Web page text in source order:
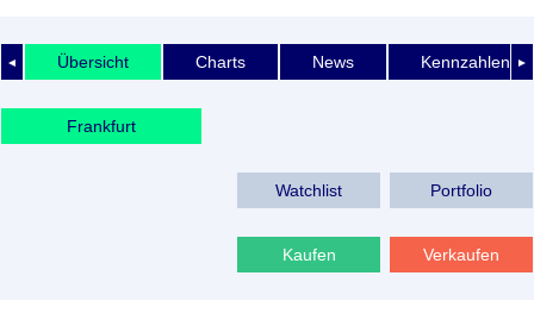
◄ ►
Übersicht Charts News Kennzahlen
Frankfurt
Watchlist Portfolio
Kaufen Verkaufen